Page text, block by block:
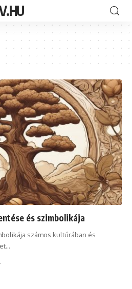
és szimbolikája
számos kultúrában és